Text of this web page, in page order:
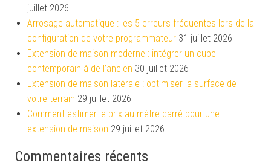
juillet 2026
Arrosage automatique : les 5 erreurs fréquentes lors de la
configuration de votre programmateur 31 juillet 2026
Extension de maison moderne : intégrer un cube
contemporain à de l’ancien 30 juillet 2026
Extension de maison latérale : optimiser la surface de
votre terrain 29 juillet 2026
Comment estimer le prix au mètre carré pour une
extension de maison 29 juillet 2026
Commentaires récents